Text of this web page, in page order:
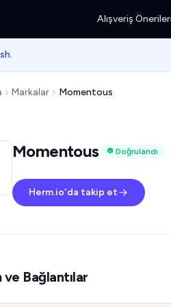
Alışveriş Önerileri
Markalar Momentous
Momentous Doğrulandı
Herm.io'da takip et
Bağlantılar